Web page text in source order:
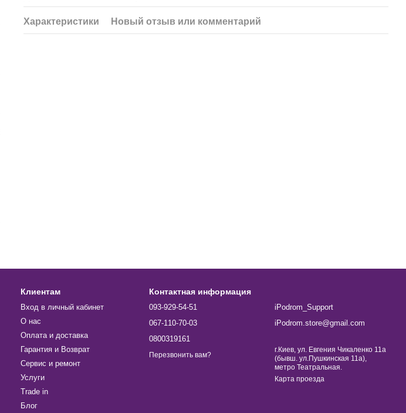
Характеристики Новый отзыв или комментарий
Клиентам
Вход в личный кабинет
О нас
Оплата и доставка
Гарантия и Возврат
Сервис и ремонт
Услуги
Trade in
Блог
Контактная информация
093-929-54-51
067-110-70-03
0800319161
Перезвонить вам?
iPodrom_Support
iPodrom.store@gmail.com
г.Киев, ул. Евгения Чикаленко 11а
(бывш. ул.Пушкинская 11а),
метро Театральная.
Карта проезда